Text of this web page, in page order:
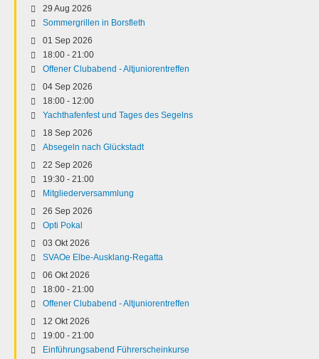
29 Aug 2026
Sommergrillen in Borsfleth
01 Sep 2026
18:00 - 21:00
Offener Clubabend - Altjuniorentreffen
04 Sep 2026
18:00 - 12:00
Yachthafenfest und Tages des Segelns
18 Sep 2026
Absegeln nach Glückstadt
22 Sep 2026
19:30 - 21:00
Mitgliederversammlung
26 Sep 2026
Opti Pokal
03 Okt 2026
SVAOe Elbe-Ausklang-Regatta
06 Okt 2026
18:00 - 21:00
Offener Clubabend - Altjuniorentreffen
12 Okt 2026
19:00 - 21:00
Einführungsabend Führerscheinkurse